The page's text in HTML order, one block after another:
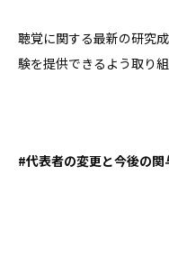
聴覚に関する最新の研究
験を提供できるよう取り組
#代表者の変更と今後の関